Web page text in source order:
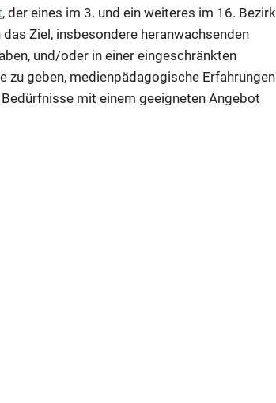
, der eines im 3. und ein weiteres im 16. Bezirk
Ziel, insbesondere heranwachsenden
und/oder in einer eingeschränkten
zu geben, medienpädagogische Erfahrungen
mit einem geeigneten Angebot